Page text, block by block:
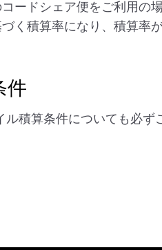
ードシェア便をご利用の
く積算率になり、積算率
件
積算条件についても必ず